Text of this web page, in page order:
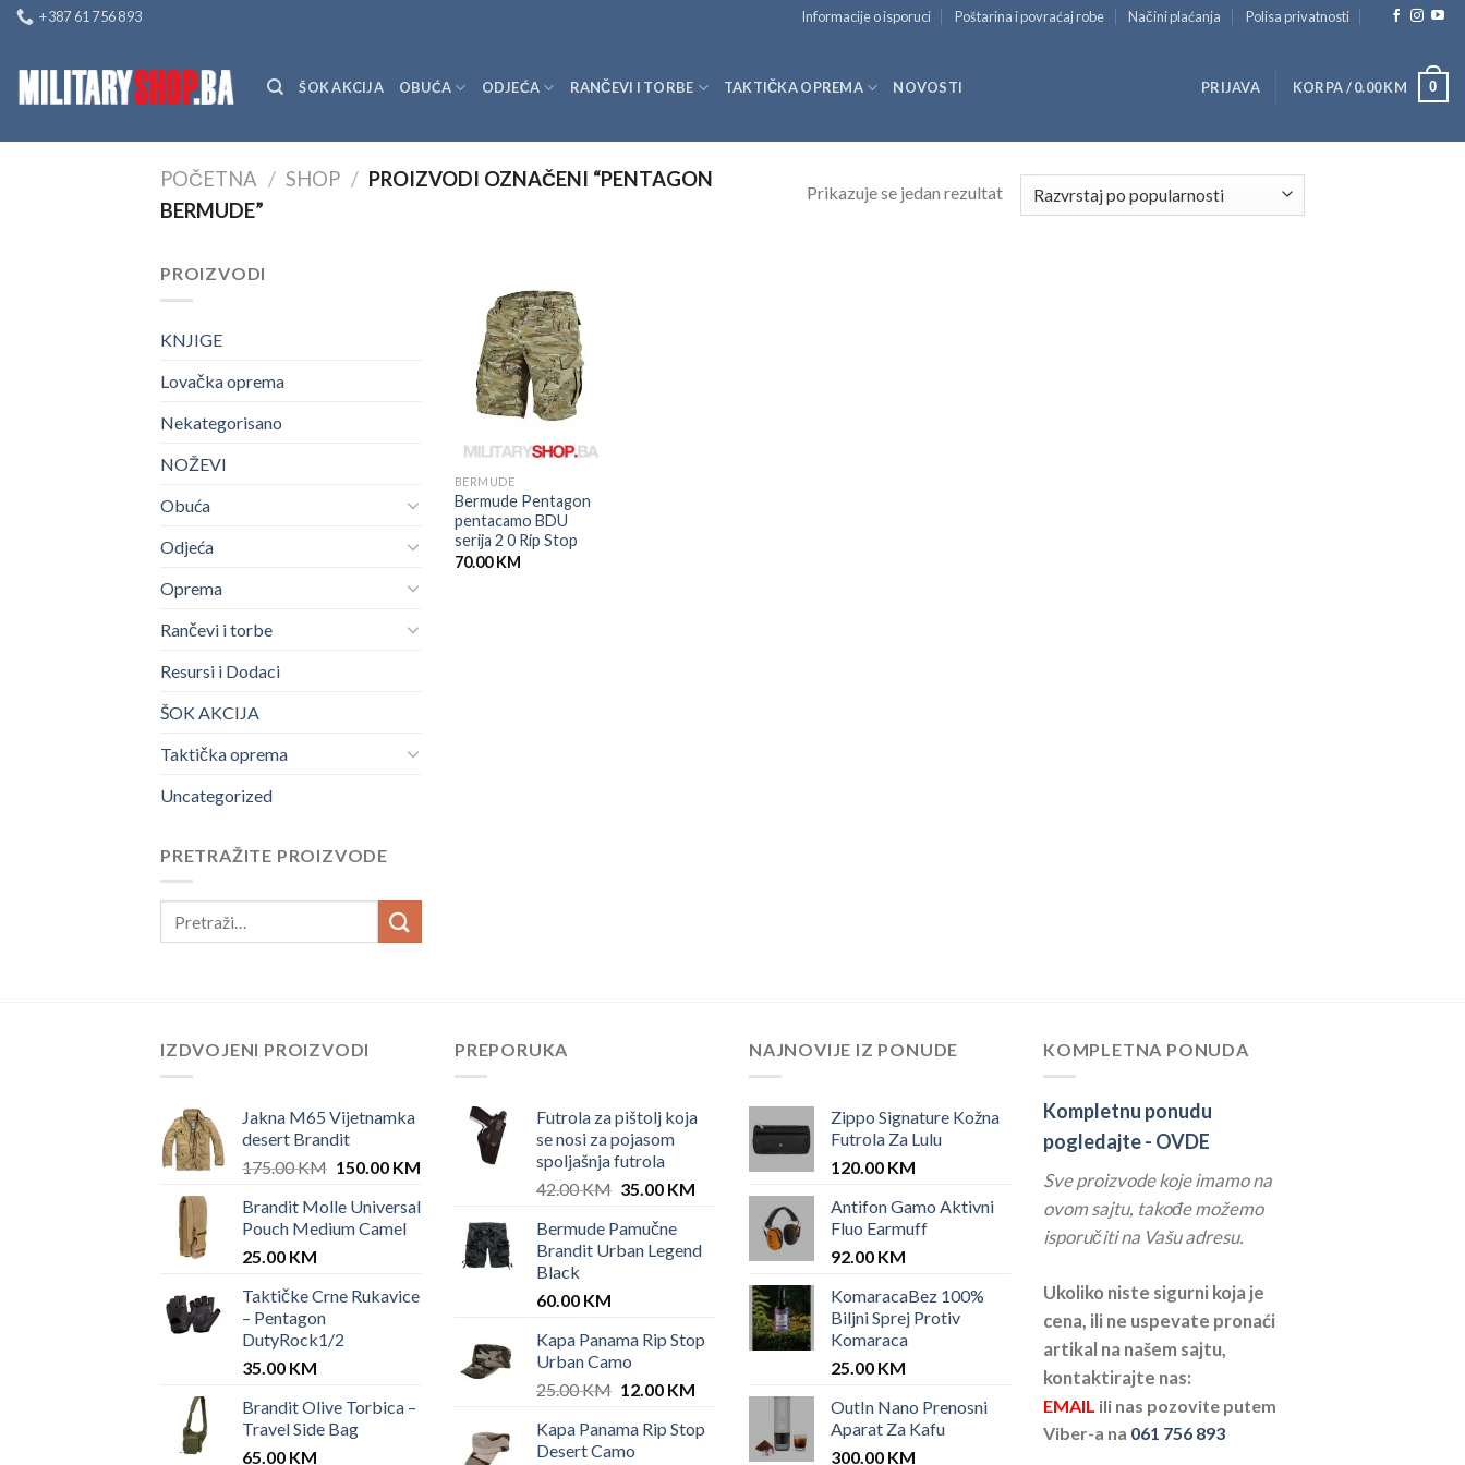
Skip
content
+387 61 756 893 Informacije o isporuci Poštarina i povraćaj robe Načini plaćanja Polisa privatnosti
ŠOK AKCIJA OBUĆA ODJEĆA RANČEVI I TORBE TAKTIČKA OPREMA NOVOSTI PRIJAVA KORPA /0.00KM 0
POČETNA / SHOP / PROIZVODI OZNAČENI “PENTAGON
BERMUDE”
Prikazuje se jedan rezultat
PROIZVODI
KNJIGE
Lovačka oprema
Nekategorisano
NOŽEVI
Obuća
Odjeća
Oprema
Rančevi i torbe
Resursi i Dodaci
ŠOK AKCIJA
Taktička oprema
Uncategorized
PRETRAŽITE PROIZVODE
BERMUDE
Bermude Pentagon
pentacamo BDU
serija 2 0 Rip Stop
70.00KM
IZDVOJENI PROIZVODI
Jakna M65 Vijetnamka
desert Brandit
175.00KM Original
was:
175.00 KM.
150.00 KMCurrent
is:
150.00 KM.
Brandit Molle Universal
Pouch Medium Camel
25.00 KM
Taktičke Crne Rukavice
– Pentagon
DutyRock1/2
35.00 KM
Brandit Olive Torbica –
Travel Side Bag
65.00 KM
PREPORUKA
Futrola za pištolj koja
se nosi za pojasom
spoljašnja futrola
42.00KM Original
was:
42.00 KM.
35.00 KMCurrent
35.00 KM.
Bermude Pamučne
Brandit Urban Legend
Black
60.00 KM
Kapa Panama Rip Stop
Urban Camo
25.00KM Original
was:
25.00 KM.
12.00 KMCurrent
is:
12.00 KM.
Kapa Panama Rip Stop
Desert Camo
NAJNOVIJE IZ PONUDE
Zippo Signature Kožna
Futrola Za Lulu
120.00 KM
Antifon Gamo Aktivni
Fluo Earmuff
92.00 KM
KomaracaBez 100%
Biljni Sprej Protiv
Komaraca
25.00 KM
OutIn Nano Prenosni
Aparat Za Kafu
300.00 KM
KOMPLETNA PONUDA
Kompletnu ponudu
pogledajte - OVDE
Sve proizvode koje imamo na
ovom sajtu, takođe možemo
isporučiti na Vašu adresu.
Ukoliko niste sigurni koja je
cena, ili ne uspevate pronaći
artikal na našem sajtu,
kontaktirajte nas:
EMAIL ili nas pozovite putem
Viber-a na 061 756 893